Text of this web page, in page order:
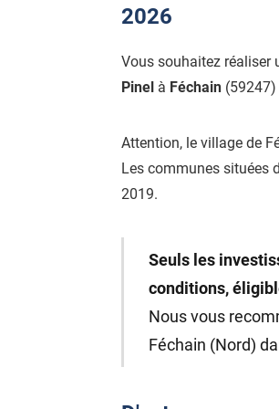
2026
Vous souhaitez
Pinel à Féchain (59247)
Attention, le village de
Les communes situées
2019.
Seuls les
conditions,
Nous vous
Féchain (Nord)